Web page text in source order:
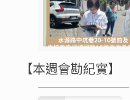
【本週會勘紀實】